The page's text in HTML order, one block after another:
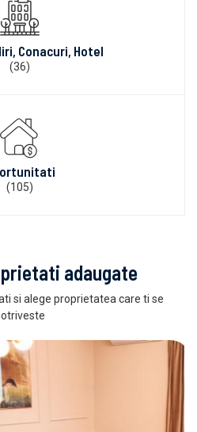
Conacuri, Hotel
(36)
(105)
adaugate
si alege proprietatea care ti se